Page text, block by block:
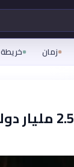
زمان خريطة